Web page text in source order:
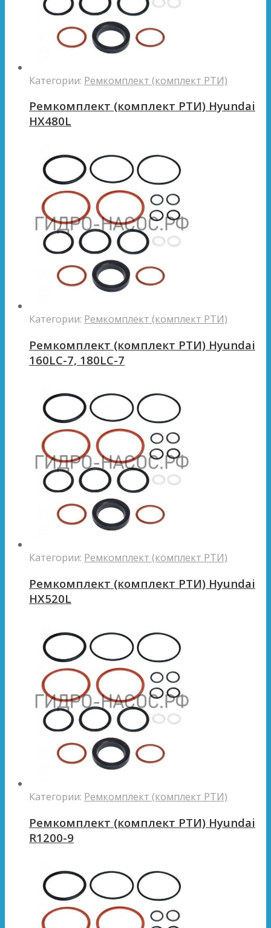
Категории: Ремкомплект (комплект РТИ)
Ремкомплект (комплект РТИ) Hyundai
HX480L
Категории: Ремкомплект (комплект РТИ)
Ремкомплект (комплект РТИ) Hyundai
160LC-7, 180LC-7
Категории: Ремкомплект (комплект РТИ)
Ремкомплект (комплект РТИ) Hyundai
HX520L
Категории: Ремкомплект (комплект РТИ)
Ремкомплект (комплект РТИ) Hyundai
R1200-9